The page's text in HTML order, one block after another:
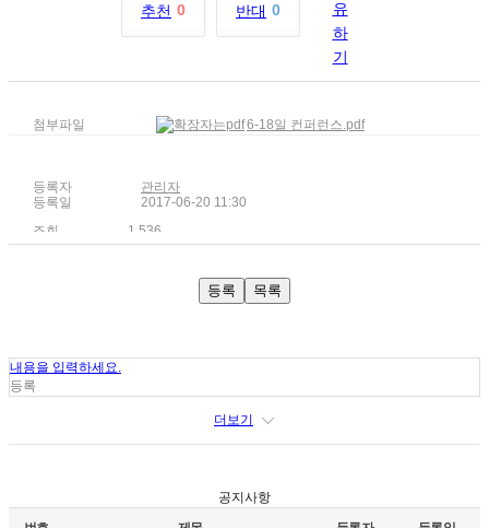
추천 0 반대 0
첨부파일 6-18일 컨퍼런스.pdf
등록자
관리자
등록일
2017-06-20 11:30
조회
1,536
등록 목록
내용을 입력하세요.
등록
더보기
공지사항